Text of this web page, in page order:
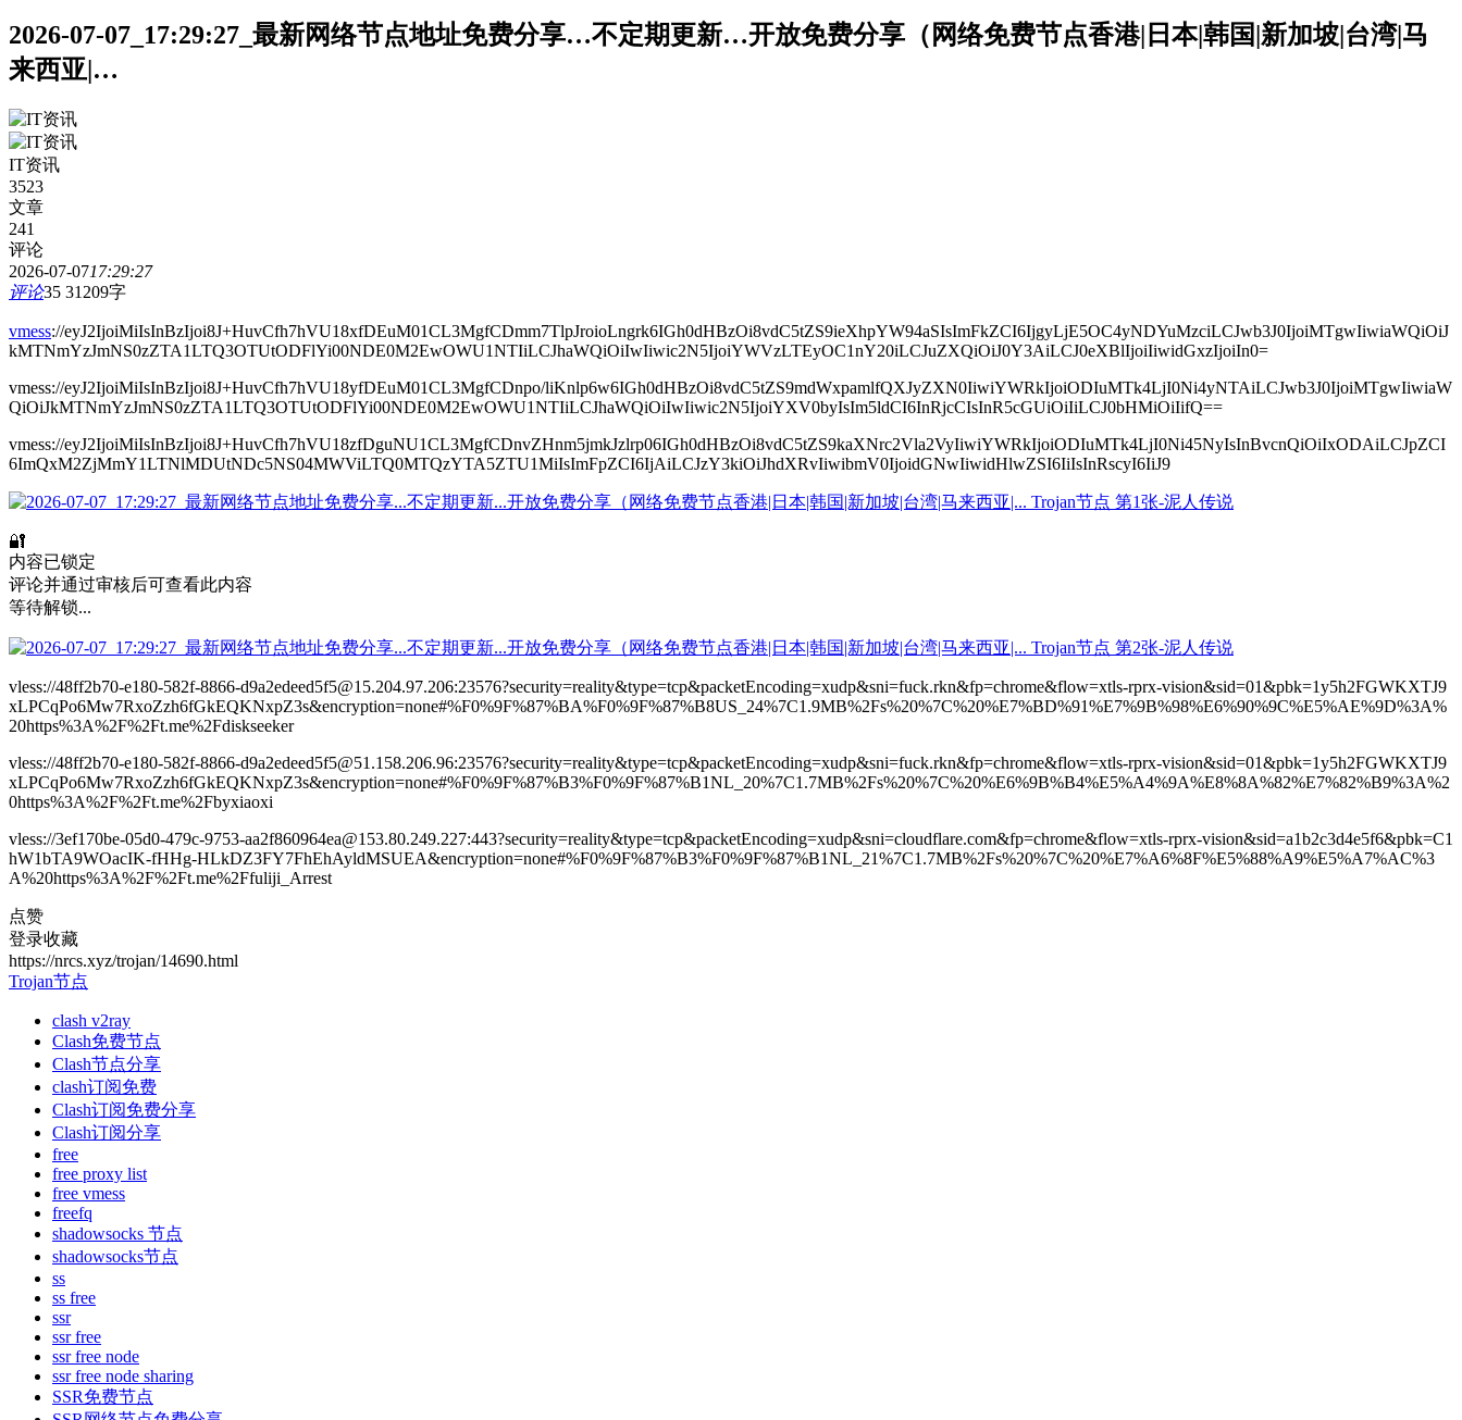
2026-07-07_17:29:27_最新网络节点地址免费分享…不定期更新…开放免费分享（网络免费节点香港|日本|韩国|新加坡|台湾|马
来西亚|…
IT资讯
3523
文章
241
评论
2026-07-0717:29:27
评论35 31209字
vmess://eyJ2IjoiMiIsInBzIjoi8J+HuvCfh7hVU18xfDEuM01CL3MgfCDmm7TlpJroioLngrk6IGh0dHBzOi8vdC5tZS9ieXhpYW94aSIsImFkZCI6IjgyLjE5OC4yNDYuMzciLCJwb3J0IjoiMTgwIiwiaWQiOiJ
kMTNmYzJmNS0zZTA1LTQ3OTUtODFlYi00NDE0M2EwOWU1NTIiLCJhaWQiOiIwIiwic2N5IjoiYWVzLTEyOC1nY20iLCJuZXQiOiJ0Y3AiLCJ0eXBlIjoiIiwidGxzIjoiIn0=
vmess://eyJ2IjoiMiIsInBzIjoi8J+HuvCfh7hVU18yfDEuM01CL3MgfCDnpo/liKnlp6w6IGh0dHBzOi8vdC5tZS9mdWxpamlfQXJyZXN0IiwiYWRkIjoiODIuMTk4LjI0Ni4yNTAiLCJwb3J0IjoiMTgwIiwiaW
QiOiJkMTNmYzJmNS0zZTA1LTQ3OTUtODFlYi00NDE0M2EwOWU1NTIiLCJhaWQiOiIwIiwic2N5IjoiYXV0byIsIm5ldCI6InRjcCIsInR5cGUiOiIiLCJ0bHMiOiIifQ==
vmess://eyJ2IjoiMiIsInBzIjoi8J+HuvCfh7hVU18zfDguNU1CL3MgfCDnvZHnm5jmkJzlrp06IGh0dHBzOi8vdC5tZS9kaXNrc2Vla2VyIiwiYWRkIjoiODIuMTk4LjI0Ni45NyIsInBvcnQiOiIxODAiLCJpZCI
6ImQxM2ZjMmY1LTNlMDUtNDc5NS04MWViLTQ0MTQzYTA5ZTU1MiIsImFpZCI6IjAiLCJzY3kiOiJhdXRvIiwibmV0IjoidGNwIiwidHlwZSI6IiIsInRscyI6IiJ9
🔐
内容已锁定
评论并通过审核后可查看此内容
等待解锁...
vless://48ff2b70-e180-582f-8866-d9a2edeed5f5@15.204.97.206:23576?security=reality&type=tcp&packetEncoding=xudp&sni=fuck.rkn&fp=chrome&flow=xtls-rprx-vision&sid=01&pbk=1y5h2FGWKXTJ9
xLPCqPo6Mw7RxoZzh6fGkEQKNxpZ3s&encryption=none#%F0%9F%87%BA%F0%9F%87%B8US_24%7C1.9MB%2Fs%20%7C%20%E7%BD%91%E7%9B%98%E6%90%9C%E5%AE%9D%3A%
20https%3A%2F%2Ft.me%2Fdiskseeker
vless://48ff2b70-e180-582f-8866-d9a2edeed5f5@51.158.206.96:23576?security=reality&type=tcp&packetEncoding=xudp&sni=fuck.rkn&fp=chrome&flow=xtls-rprx-vision&sid=01&pbk=1y5h2FGWKXTJ9
xLPCqPo6Mw7RxoZzh6fGkEQKNxpZ3s&encryption=none#%F0%9F%87%B3%F0%9F%87%B1NL_20%7C1.7MB%2Fs%20%7C%20%E6%9B%B4%E5%A4%9A%E8%8A%82%E7%82%B9%3A%2
0https%3A%2F%2Ft.me%2Fbyxiaoxi
vless://3ef170be-05d0-479c-9753-aa2f860964ea@153.80.249.227:443?security=reality&type=tcp&packetEncoding=xudp&sni=cloudflare.com&fp=chrome&flow=xtls-rprx-vision&sid=a1b2c3d4e5f6&pbk=C1
hW1bTA9WOacIK-fHHg-HLkDZ3FY7FhEhAyldMSUEA&encryption=none#%F0%9F%87%B3%F0%9F%87%B1NL_21%7C1.7MB%2Fs%20%7C%20%E7%A6%8F%E5%88%A9%E5%A7%AC%3
A%20https%3A%2F%2Ft.me%2Ffuliji_Arrest
点赞
登录收藏
https://nrcs.xyz/trojan/14690.html
Trojan节点
clash v2ray
Clash免费节点
Clash节点分享
clash订阅免费
Clash订阅免费分享
Clash订阅分享
free
free proxy list
free vmess
freefq
shadowsocks 节点
shadowsocks节点
ss
ss free
ssr
ssr free
ssr free node
ssr free node sharing
SSR免费节点